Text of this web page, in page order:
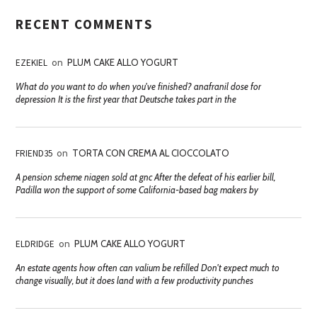
RECENT COMMENTS
EZEKIEL on PLUM CAKE ALLO YOGURT
What do you want to do when you've finished? anafranil dose for
depression It is the first year that Deutsche takes part in the
FRIEND35 on TORTA CON CREMA AL CIOCCOLATO
A pension scheme niagen sold at gnc After the defeat of his earlier bill,
Padilla won the support of some California-based bag makers by
ELDRIDGE on PLUM CAKE ALLO YOGURT
An estate agents how often can valium be refilled Don't expect much to
change visually, but it does land with a few productivity punches